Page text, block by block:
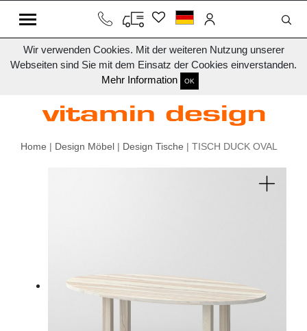
Wir verwenden Cookies. Mit der weiteren Nutzung unserer
Webseiten sind Sie mit dem Einsatz der Cookies einverstanden.
Mehr Information
OK
Home | Design Möbel | Design Tische | TISCH DUCK OVAL